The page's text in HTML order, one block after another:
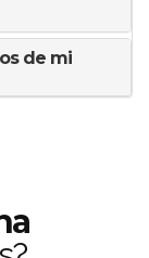
de mi